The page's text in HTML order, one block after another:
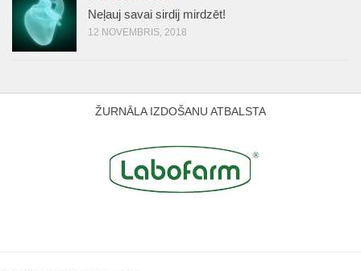
Neļauj savai sirdij mirdzēt!
12 NOVEMBRIS, 2018
ŽURNĀLA IZDOŠANU ATBALSTA